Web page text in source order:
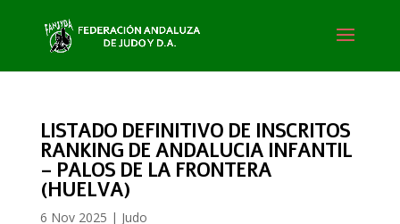
LISTADO DEFINITIVO DE INSCRITOS
RANKING DE ANDALUCIA INFANTIL
– PALOS DE LA FRONTERA
(HUELVA)
6 Nov 2025 | Judo